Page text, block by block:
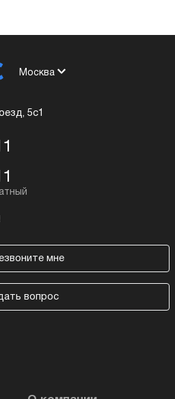
Москва
5с1
мне
вопрос